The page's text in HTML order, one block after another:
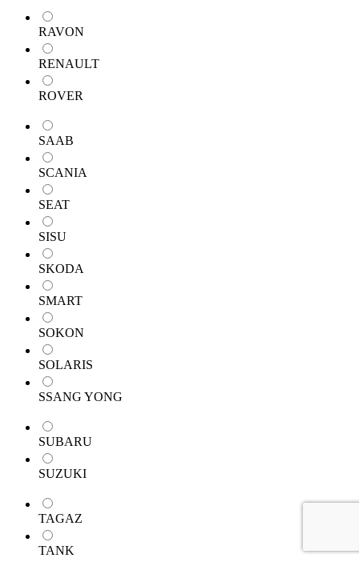
RAVON
RENAULT
ROVER
SAAB
SCANIA
SEAT
SISU
SKODA
SMART
SOKON
SOLARIS
SSANG YONG
SUBARU
SUZUKI
TAGAZ
TANK